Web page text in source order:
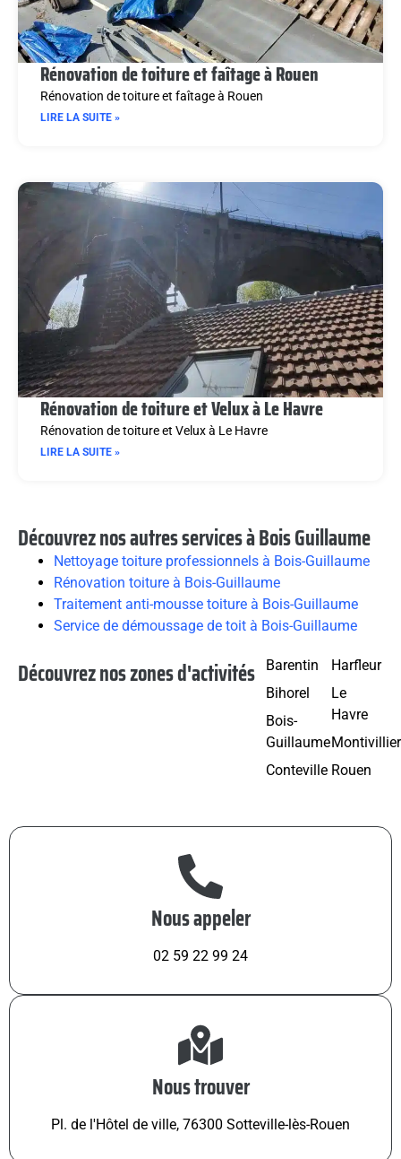
Rénovation de toiture et faîtage à Rouen
Rénovation de toiture et faîtage à Rouen
LIRE LA SUITE »
Rénovation de toiture et Velux à Le Havre
Rénovation de toiture et Velux à Le Havre
LIRE LA SUITE »
Découvrez nos autres services à Bois Guillaume
Nettoyage toiture professionnels à Bois-Guillaume
Rénovation toiture à Bois-Guillaume
Traitement anti-mousse toiture à Bois-Guillaume
Service de démoussage de toit à Bois-Guillaume
Découvrez nos zones d'activités
Barentin
Bihorel
Bois-
Guillaume
Conteville
Harfleur
Le
Havre
Rouen
Nous appeler
02 59 22 99 24
Nous trouver
Pl. de l'Hôtel de ville, 76300 Sotteville-lès-Rouen